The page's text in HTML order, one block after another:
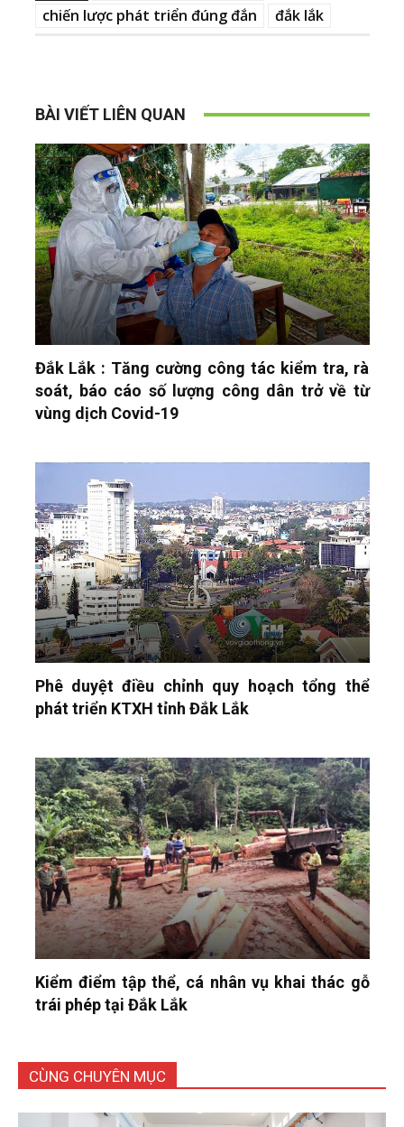
chiến lược phát triển đúng đắn
đắk lắk
BÀI VIẾT LIÊN QUAN
Đắk Lắk : Tăng cường công tác kiểm tra, rà
soát, báo cáo số lượng công dân trở về từ
vùng dịch Covid-19
Phê duyệt điều chỉnh quy hoạch tổng thể
phát triển KTXH tỉnh Đắk Lắk
Kiểm điểm tập thể, cá nhân vụ khai thác gỗ
trái phép tại Đắk Lắk
CÙNG CHUYÊN MỤC